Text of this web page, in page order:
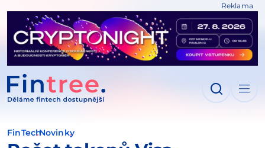
Reklama
FinTechNovinky